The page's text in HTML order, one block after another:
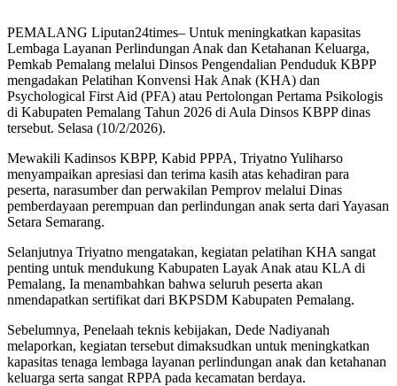
PEMALANG Liputan24times– Untuk meningkatkan kapasitas
Lembaga Layanan Perlindungan Anak dan Ketahanan Keluarga,
Pemkab Pemalang melalui Dinsos Pengendalian Penduduk KBPP
mengadakan Pelatihan Konvensi Hak Anak (KHA) dan
Psychological First Aid (PFA) atau Pertolongan Pertama Psikologis
di Kabupaten Pemalang Tahun 2026 di Aula Dinsos KBPP dinas
tersebut. Selasa (10/2/2026).
Mewakili Kadinsos KBPP, Kabid PPPA, Triyatno Yuliharso
menyampaikan apresiasi dan terima kasih atas kehadiran para
peserta, narasumber dan perwakilan Pemprov melalui Dinas
pemberdayaan perempuan dan perlindungan anak serta dari Yayasan
Setara Semarang.
Selanjutnya Triyatno mengatakan, kegiatan pelatihan KHA sangat
penting untuk mendukung Kabupaten Layak Anak atau KLA di
Pemalang, Ia menambahkan bahwa seluruh peserta akan
nmendapatkan sertifikat dari BKPSDM Kabupaten Pemalang.
Sebelumnya, Penelaah teknis kebijakan, Dede Nadiyanah
melaporkan, kegiatan tersebut dimaksudkan untuk meningkatkan
kapasitas tenaga lembaga layanan perlindungan anak dan ketahanan
keluarga serta sangat RPPA pada kecamatan berdaya.